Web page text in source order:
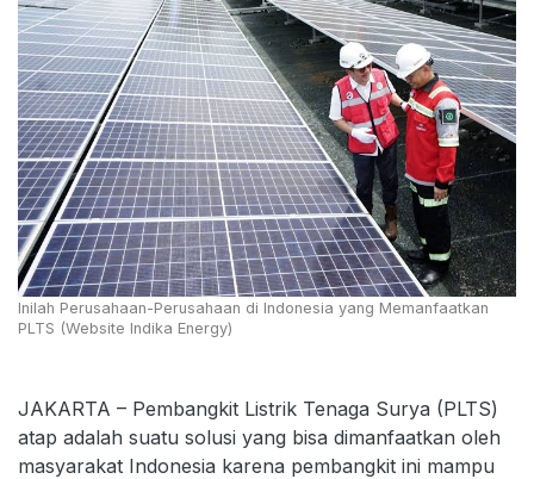
Inilah Perusahaan-Perusahaan di Indonesia yang Memanfaatkan
PLTS (Website Indika Energy)
JAKARTA – Pembangkit Listrik Tenaga Surya (PLTS)
atap adalah suatu solusi yang bisa dimanfaatkan oleh
masyarakat Indonesia karena pembangkit ini mampu